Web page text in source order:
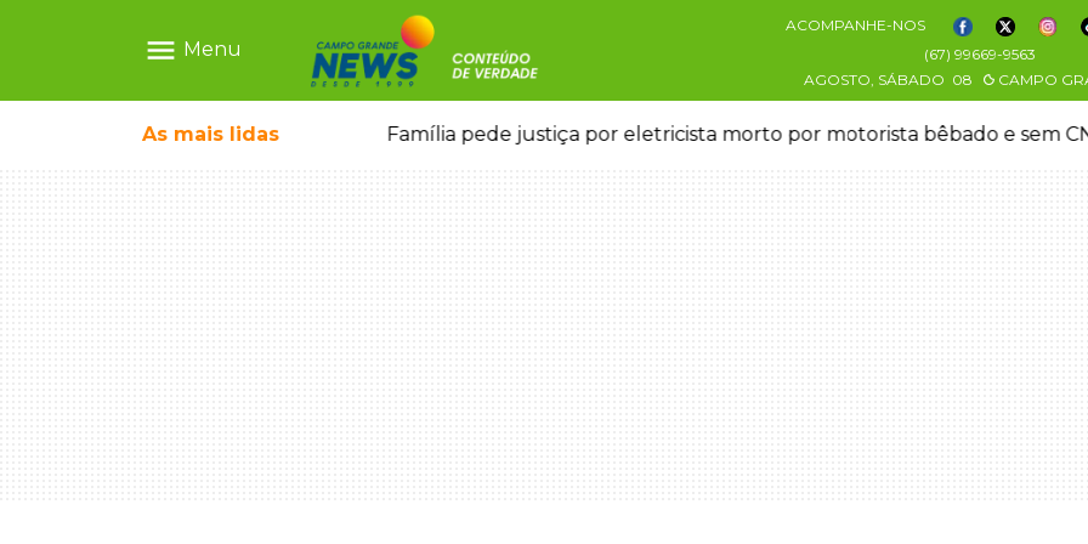
menu Menu
ACOMPANHE-NOS
(67) 99669-9563
AGOSTO, SÁBADO 08 CAMPO
As mais lidas
e morre a caminho do hospital Família pede justiça por eletricista morto por motorista bêbado e sem